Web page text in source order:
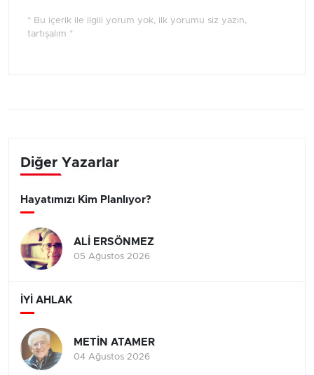
* Bu içerik ile ilgili yorum yok, ilk yorumu siz yazın,
tartışalım *
Diğer Yazarlar
Hayatımızı Kim Planlıyor?
ALİ ERSÖNMEZ
05 Ağustos 2026
İYİ AHLAK
METİN ATAMER
04 Ağustos 2026